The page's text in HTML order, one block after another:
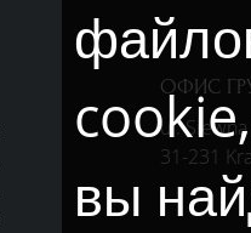
вы
ОФИС
ul. Siewna
31-231